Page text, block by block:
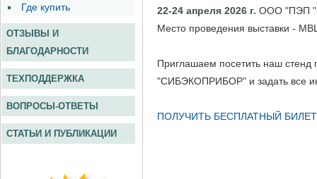
22-24 апреля 2026 г. ООО "ПЭП
Место проведения выставки -
Приглашаем посетить наш
"СИБЭКОПРИБОР" и задать все
ПОЛУЧИТЬ БЕСПЛАТНЫЙ БИЛЕТ